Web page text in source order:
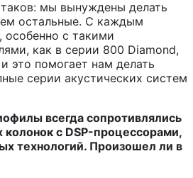
мы вынуждены делать
остальные. С каждым
особенно с такими
как в серии 800 Diamond,
это помогает нам делать
серии акустических систем
всегда сопротивлялись
с DSP-процессорами,
технологий. Произошел ли в